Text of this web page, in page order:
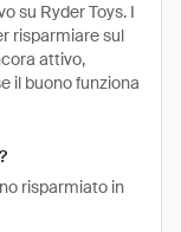
su Ryder Toys. I
risparmiare sul
attivo,
il buono funziona
risparmiato in